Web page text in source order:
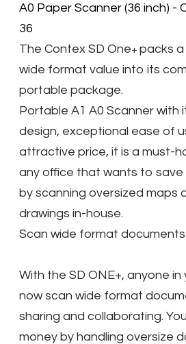
​A0 Paper Scanner (36 inch)​ -
36
The Contex SD One+ packs
wide format value into its
portable package.
Portable A1 A0 Scanner with
design, exceptional ease of
attractive price, it is a must-
any office that wants to save
by scanning oversized maps
drawings in-house.
Scan wide format
With the SD ONE+, anyone
now scan wide format
sharing and collaborating.
money by handling oversize